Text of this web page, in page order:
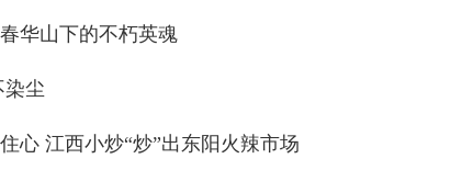
华山下的不朽英魂
染尘
心 江西小炒“炒”出东阳火辣市场